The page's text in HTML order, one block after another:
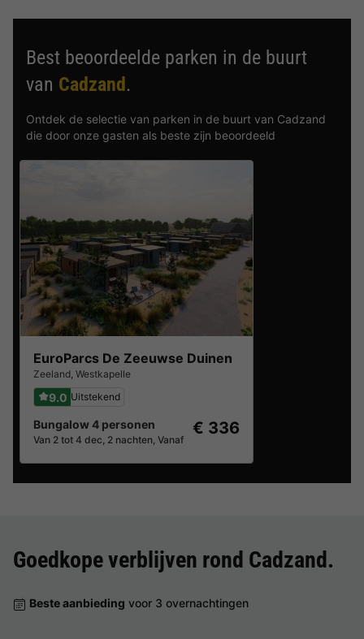
Best beoordeelde parken in de buurt
van Cadzand.
Ontdek de selectie van parken in de buurt van Cadzand
die door onze gasten als beste zijn beoordeeld
EuroParcs De Zeeuwse Duinen
Zeeland, Westkapelle
9.0 Uitstekend
Bungalow 4 personen
Van 2 tot 4 dec, 2 nachten, Vanaf
€ 336
Goedkope verblijven rond Cadzand.
Beste aanbieding voor 3 overnachtingen